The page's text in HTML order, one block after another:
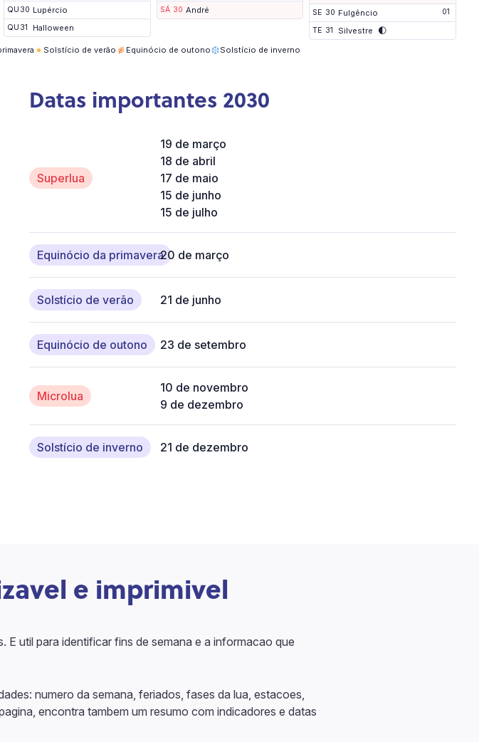
QU 30 Lupércio
QU 31 Halloween
SÁ 30 André SE 30 Fulgêncio 01
TE 31 Silvestre 🌓
Solstício de verão Equinócio de outono Solstício de inverno
Datas importantes 2030
Superlua
19 de março
18 de abril
17 de maio
15 de junho
15 de julho
Equinócio da primavera20 de março
Solstício de verão 21 de junho
Equinócio de outono 23 de setembro
Microlua
10 de novembro
9 de dezembro
Solstício de inverno 21 de dezembro
e imprimivel
util para identificar fins de semana e a informacao que
numero da semana, feriados, fases da lua, estacoes,
encontra tambem um resumo com indicadores e datas